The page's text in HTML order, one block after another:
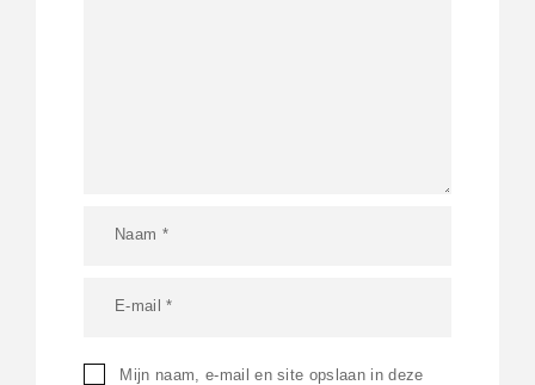
Mijn naam, e-mail en site opslaan in deze